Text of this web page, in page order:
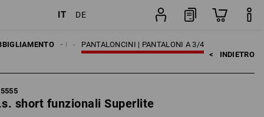
IT DE
PANTALONCINI | PANTALONI A 3/4
PANTALONI
< INDIETRO
short funzionali Superlite